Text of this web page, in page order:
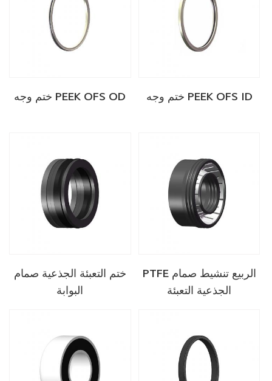
ختم وجه PEEK OFS OD ختم وجه PEEK OFS ID
ختم التعبئة الجذعية صمام
البوابة
PTFE الربيع تنشيط صمام
الجذعية التعبئة